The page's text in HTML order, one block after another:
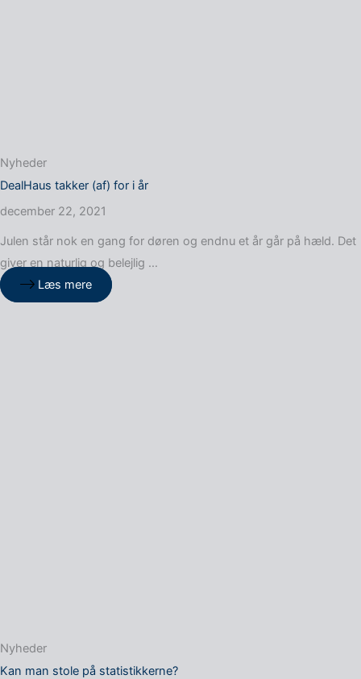
Nyheder
DealHaus takker (af) for i år
december 22, 2021
Julen står nok en gang for døren og endnu et år går på hæld. Det
giver en naturlig og belejlig …
Læs mere
Nyheder
Kan man stole på statistikkerne?